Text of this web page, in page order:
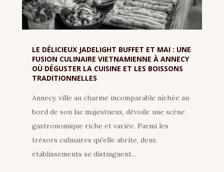
LE DÉLICIEUX JADELIGHT BUFFET ET MAI : UNE
FUSION CULINAIRE VIETNAMIENNE À ANNECY
OÙ DÉGUSTER LA CUISINE ET LES BOISSONS
TRADITIONNELLES
Annecy, ville au charme incomparable nichée au
bord de son lac majestueux, dévoile une scène
gastronomique riche et variée. Parmi les
trésors culinaires qu'elle abrite, deux
établissements se distinguent...